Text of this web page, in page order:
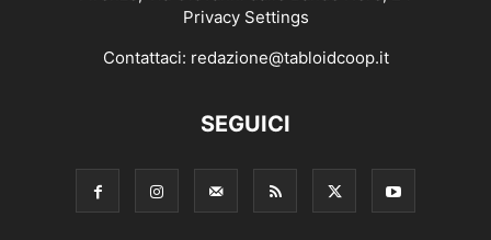
Privacy Settings
Contattaci: redazione@tabloidcoop.it
SEGUICI